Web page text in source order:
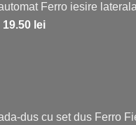
a
fost:
este:
15.00 lei.
Ferro iesire
Prețul
19.50 leiPrețul
dus cu set dus Ferro